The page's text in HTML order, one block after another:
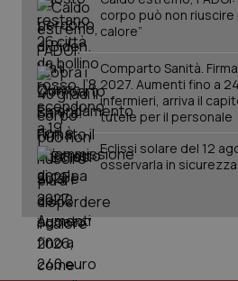
corpo può non
calore”
Comparto Sanità.
2027. Aumenti fino a
infermieri, arriva il
tutele per il personale
Eclissi solare del 12
osservarla in sicurezza
PHPSESSID